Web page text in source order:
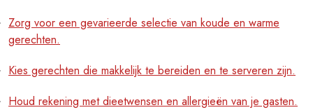
Zorg voor een gevarieerde selectie van koude en warme
gerechten.
Kies gerechten die makkelijk te bereiden en te serveren zijn.
Houd rekening met dieetwensen en allergieën van je gasten.